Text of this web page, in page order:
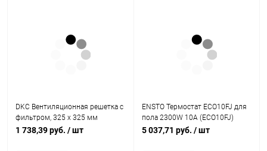
DKC Вентиляционная решетка с
фильтром, 325 x 325 мм
(R5RF20)
1 738,39 руб. / шт
ENSTO Термостат ECO10FJ для
пола 2300W 10А (ECO10FJ)
5 037,71 руб. / шт